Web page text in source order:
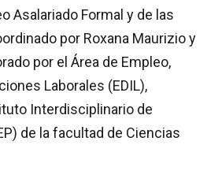
Asalariado Formal y de las
por Roxana Maurizio y
por el Área de Empleo,
Laborales (EDIL),
Interdisciplinario de
de la facultad de Ciencias